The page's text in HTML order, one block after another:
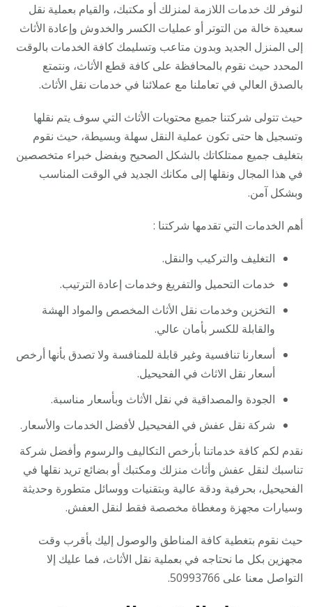
لنوفر لك خدمات اللازمة لمنزلك أو مكتبك، والقيام بعملية نقل
سعيدة خالة من التوتر أو عمليات الكسر والخدوش وإعادة الأثاث
إلى المنزل الجديد وبدون متاعب وتسليمك كافة الخدمات بالوقت
المحدد حيث نقوم بالمحافظة على كافة قطع الأثاث، ونتمتع
بالصدق العالي في تعاملنا مع عملائنا في خدمات نقل الأثاث.
حيث تتولى شركتنا جميع محتويات الأثاث التي سوف يتم نقلها
وتسجيل ها حتى تكون عملية النقل سهلة وبسيطة، حيث نقوم
بتغليف جميع ممتلكاتك بالشكل الصحيح وبفضل خبراء متخصصين
في هذا المجال ونقلها إلى مكانك الجديد في الوقت المناسب
وبشكل آمن.
أهم الخدمات التي تقدمها شركتنا :
التغليف والتركيب والنقل.
خدمات التحميل والتفريغ وخدمات إعادة الترتيب.
التخزين وخدمات نقل الأثاث المخصص والمواد الهشة
والقابلة للكسر بأمان عالي.
أسعارنا تنافسية وغير قابلة للمنافسة ولا تصدق بأنها أرخص
أسعار نقل الاثاث في الفحيحيل.
الجودة والمصداقية في نقل الأثاث وبأسعار مناسبة.
شركة نقل عفش في الفحيحيل لأفضل الخدمات والأسعار.
نقدم لكم كافة خدماتنا بأرخص التكاليف والرسوم وأفضل شركة
تناسبك لنقل عفش وأثاث منزلك ومكتبك أو بضائع تريد نقلها في
الفحيحيل، بحرفية ودقة عالية وبتقنيات ووسائل متطورة وحديثة
وسيارات مجهزة ومغطاة مخصصة فقط لنقل العفش.
حيث نقوم بتغطية كافة المناطق والوصول إليك بأقرب وقت
مجهزين بكل ما نحتاجه في بعملية نقل الأثاث، فما عليك إلا
التواصل معنا على 50993766.